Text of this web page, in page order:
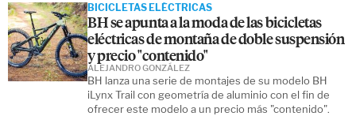
BICICLETAS ELÉCTRICAS
BH se apunta a la moda de las bicicletas
eléctricas de montaña de doble suspensión
y precio "contenido"
BH lanza una serie de montajes de su modelo BH
iLynx Trail con geometría de aluminio con el fin de
ofrecer este modelo a un precio más "contenido".
ALEJANDRO GONZÁLEZ